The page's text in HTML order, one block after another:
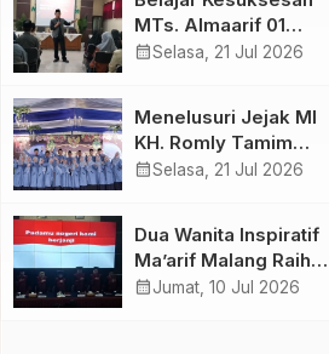
MTs. Almaarif 01
Singosari
calendar_monthSelasa, 21 Jul 2026
Menelusuri Jejak MI
KH. Romly Tamim
Ketika Dawuh Seorang
Nahdliyin
calendar_monthSelasa, 21 Jul 2026
Dua Wanita Inspiratif
Ma’arif Malang Raih
Doktor
calendar_monthJumat, 10 Jul 2026